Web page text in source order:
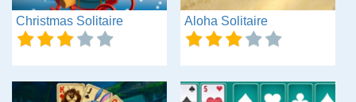
Christmas Solitaire Aloha Solitaire